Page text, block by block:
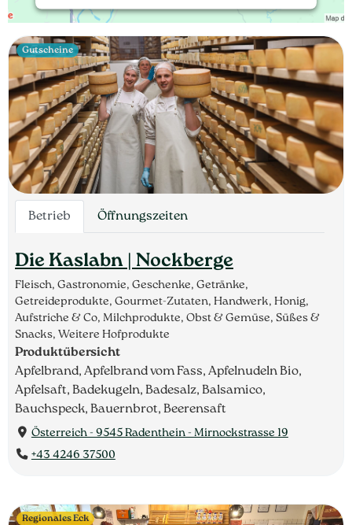
Betrieb Öffnungszeiten
Die Kaslabn | Nockberge
Fleisch, Gastronomie, Geschenke, Getränke,
Getreideprodukte, Gourmet-Zutaten, Handwerk, Honig,
Aufstriche & Co, Milchprodukte, Obst & Gemüse, Süßes &
Snacks, Weitere Hofprodukte
Produktübersicht
Apfelbrand, Apfelbrand vom Fass, Apfelnudeln Bio,
Apfelsaft, Badekugeln, Badesalz, Balsamico,
Bauchspeck, Bauernbrot, Beerensaft
Österreich - 9545 Radenthein - Mirnockstrasse 19
+43 4246 37500
Gutscheine
Regionales Eck